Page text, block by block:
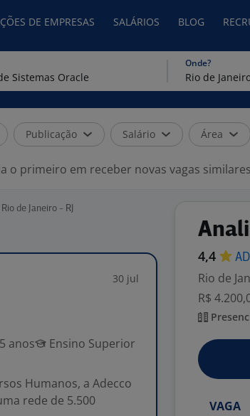
DE EMPRESAS SALÁRIOS BLOG
Onde?
Publicação Salário Área
o primeiro em receber novas vagas
de Janeiro - RJ
30 jul
anos
Ensino Superior
Humanos, a Adecco
rede de 5.500
4,4
Rio de
R$
VAGA